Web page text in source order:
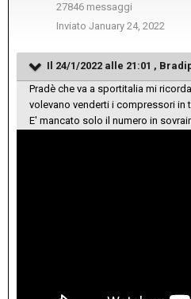
27846 messaggi
Inviato January 24, 2022
Il 24/1/2022 alle 21:01 ,
Pradè che va a sportitalia mi
volevano venderti i compressori in
E' mancato solo il numero in